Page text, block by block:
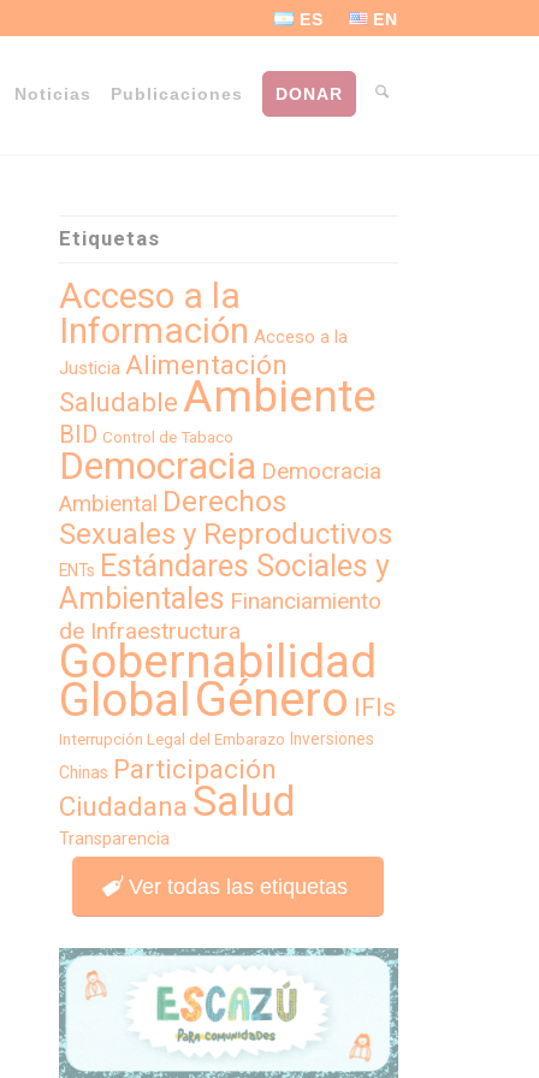
ES EN
Noticias Publicaciones DONAR
Etiquetas
Acceso a la
Información Acceso a la
Justicia Alimentación
Saludable Ambiente
BID Control de Tabaco
Democracia Democracia
Ambiental Derechos
Sexuales y Reproductivos
ENTs Estándares Sociales y
Ambientales Financiamiento
de Infraestructura
Gobernabilidad
GlobalGénero IFIs
Interrupción Legal del Embarazo Inversiones
Chinas Participación
Ciudadana Salud
Transparencia
Ver todas las etiquetas